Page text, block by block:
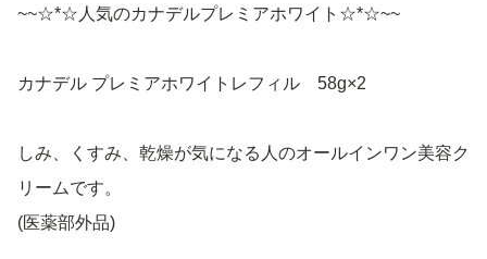
~~☆*☆人気のカナデルプレミアホワイト☆*☆~~
カナデル プレミアホワイトレフィル 58g×2
しみ、くすみ、乾燥が気になる人のオールインワン美容ク
リームです。
(医薬部外品)